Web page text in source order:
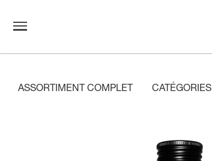
ASSORTIMENT COMPLET CATÉGORIES